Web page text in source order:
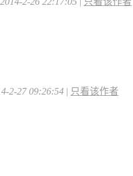
2-27 09:26:54 | 只看该作者